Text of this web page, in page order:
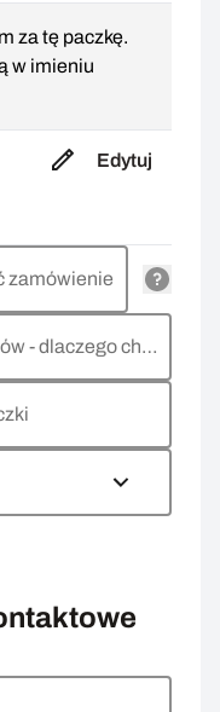
za tę paczkę.
w imieniu
Edytuj
zamówienie
Podaj nam więcej szczegółów - dlaczego chcesz zwrócić towar, co jest powodem?